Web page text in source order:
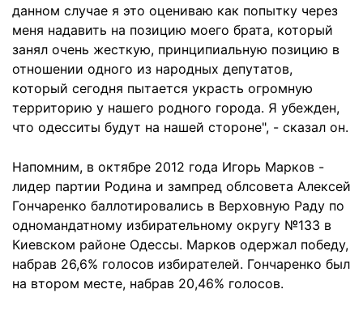
данном случае я это оцениваю как попытку через
меня надавить на позицию моего брата, который
занял очень жесткую, принципиальную позицию в
отношении одного из народных депутатов,
который сегодня пытается украсть огромную
территорию у нашего родного города. Я убежден,
что одесситы будут на нашей стороне", - сказал он.
Напомним, в октябре 2012 года Игорь Марков -
лидер партии Родина и зампред облсовета Алексей
Гончаренко баллотировались в Верховную Раду по
одномандатному избирательному округу №133 в
Киевском районе Одессы. Марков одержал победу,
набрав 26,6% голосов избирателей. Гончаренко был
на втором месте, набрав 20,46% голосов.